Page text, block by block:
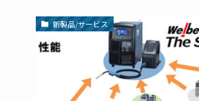
新製品/サービス